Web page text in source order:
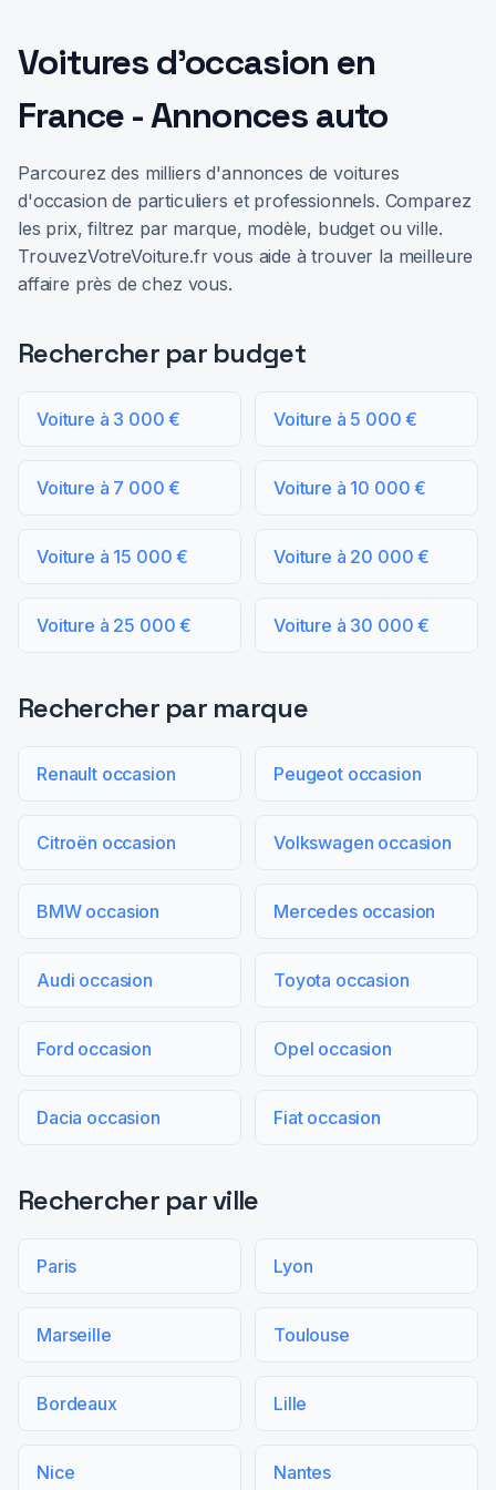
Voitures d'occasion en
France - Annonces auto
Parcourez des milliers d'annonces de voitures
d'occasion de particuliers et professionnels. Comparez
les prix, filtrez par marque, modèle, budget ou ville.
TrouvezVotreVoiture.fr vous aide à trouver la meilleure
affaire près de chez vous.
Rechercher par budget
Voiture à 3 000 € Voiture à 5 000 €
Voiture à 7 000 € Voiture à 10 000 €
Voiture à 15 000 € Voiture à 20 000 €
Voiture à 25 000 € Voiture à 30 000 €
Rechercher par marque
Renault occasion Peugeot occasion
Citroën occasion Volkswagen occasion
BMW occasion Mercedes occasion
Audi occasion Toyota occasion
Ford occasion Opel occasion
Dacia occasion Fiat occasion
Rechercher par ville
Paris Lyon
Marseille Toulouse
Bordeaux Lille
Nice Nantes